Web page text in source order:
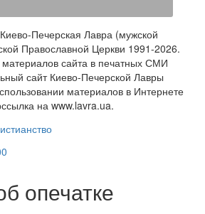
Печерская Лавра (мужской
Православной Церкви 1991-2026.
сайта в печатных СМИ
сайт Киево-Печерской Лавры
материалов в Интернете
на www.lavra.ua.
опечатке